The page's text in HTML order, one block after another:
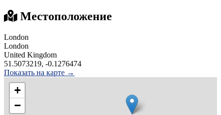
Местоположение
London
London
United Kingdom
51.5073219, -0.1276474
Показать на карте →
+
−